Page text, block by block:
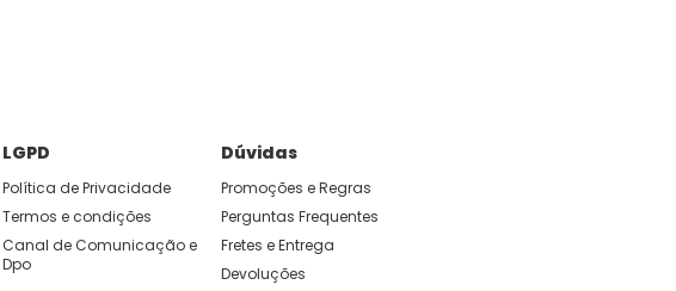
LGPD
Política de Privacidade
Termos e condições
Canal de Comunicação e
Dpo
Dúvidas
Promoções e Regras
Perguntas Frequentes
Fretes e Entrega
Devoluções